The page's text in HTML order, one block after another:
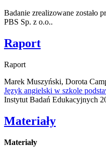
Badanie zrealizowane zostało
PBS Sp. z o.o..
Raport
Raport
Marek Muszyński, Dorota
Język angielski w szkole
Instytut Badań Edukacyjnych
Materiały
Materiały